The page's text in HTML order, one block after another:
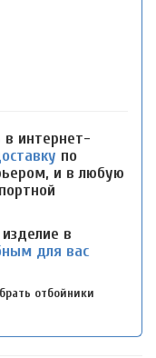
в интернет-
по
и в любую
в
для вас
отбойники